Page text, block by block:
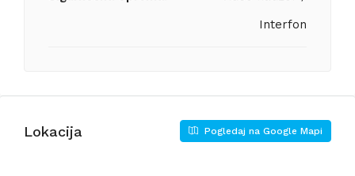
Interfon
Lokacija Pogledaj na Google Mapi